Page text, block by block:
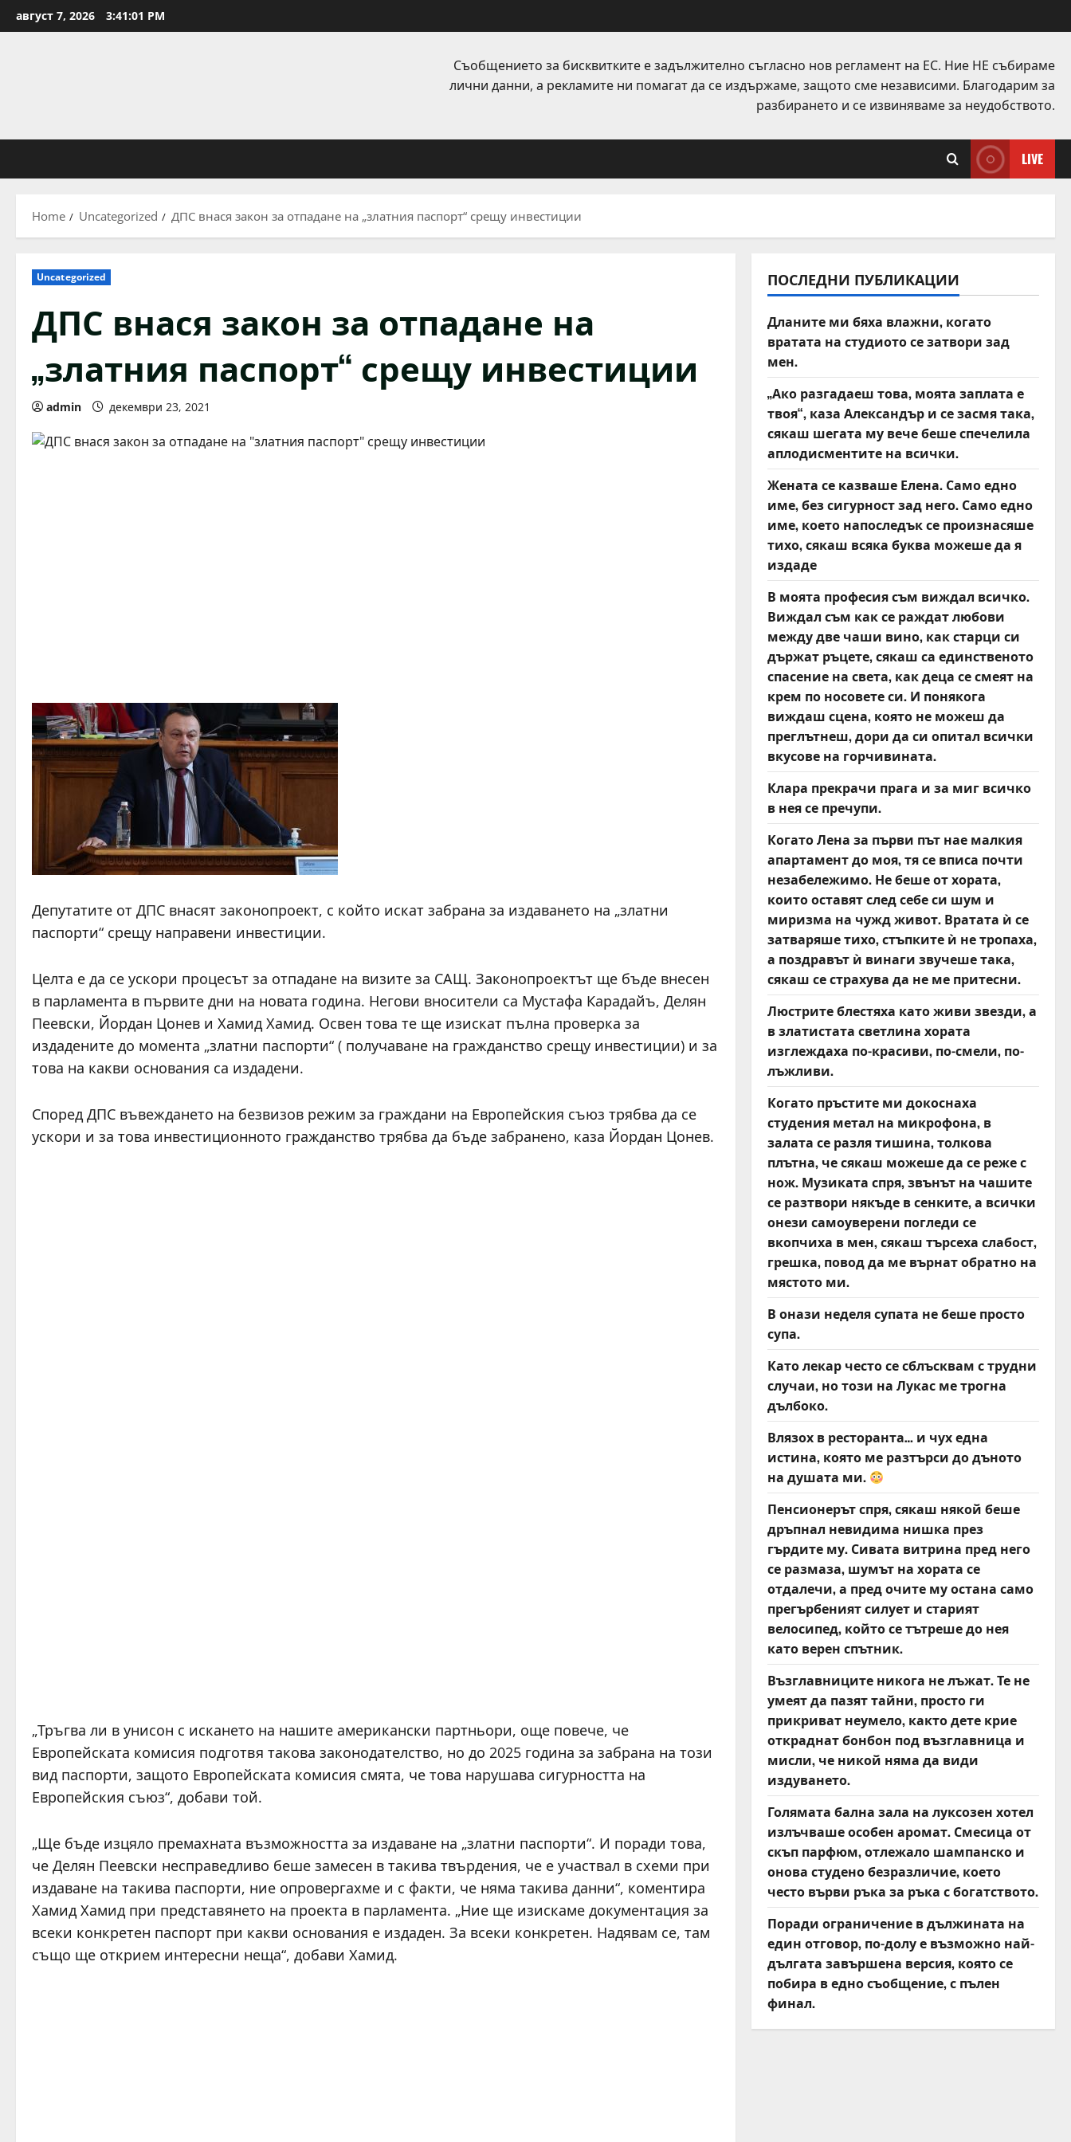
to
август 7, 2026 3:41:01 PM
Съобщението за бисквитките е задължително съгласно нов регламент на ЕС. Ние НЕ събираме
лични данни, а рекламите ни помагат да се издържаме, защото сме независими. Благодарим за
разбирането и се извиняваме за неудобството.
LIVE
Home Uncategorized ДПС внася закон за отпадане на „златния паспорт“ срещу инвестиции
Uncategorized
ДПС внася закон за отпадане на
„златния паспорт“ срещу инвестиции
admin декември 23, 2021
Депутатите от ДПС внасят законопроект, с който искат забрана за издаването на „златни
паспорти“ срещу направени инвестиции.
Целта е да се ускори процесът за отпадане на визите за САЩ. Законопроектът ще бъде внесен
в парламента в първите дни на новата година. Негови вносители са Мустафа Карадайъ, Делян
Пеевски, Йордан Цонев и Хамид Хамид. Освен това те ще изискат пълна проверка за
издадените до момента „златни паспорти“ ( получаване на гражданство срещу инвестиции) и за
това на какви основания са издадени.
Според ДПС въвеждането на безвизов режим за граждани на Европейския съюз трябва да се
ускори и за това инвестиционното гражданство трябва да бъде забранено, каза Йордан Цонев.
„Тръгва ли в унисон с искането на нашите американски партньори, още повече, че
Европейската комисия подготвя такова законодателство, но до 2025 година за забрана на този
вид паспорти, защото Европейската комисия смята, че това нарушава сигурността на
Европейския съюз“, добави той.
„Ще бъде изцяло премахната възможността за издаване на „златни паспорти“. И поради това,
че Делян Пеевски несправедливо беше замесен в такива твърдения, че е участвал в схеми при
издаване на такива паспорти, ние опровергахме и с факти, че няма такива данни“, коментира
Хамид Хамид при представянето на проекта в парламента. „Ние ще изискаме документация за
всеки конкретен паспорт при какви основания е издаден. За всеки конкретен. Надявам се, там
също ще открием интересни неща“, добави Хамид.
ПОСЛЕДНИ ПУБЛИКАЦИИ
Дланите ми бяха влажни, когато
вратата на студиото се затвори зад
мен.
„Ако разгадаеш това, моята заплата е
твоя“, каза Александър и се засмя така,
сякаш шегата му вече беше спечелила
аплодисментите на всички.
Жената се казваше Елена. Само едно
име, без сигурност зад него. Само едно
име, което напоследък се произнасяше
тихо, сякаш всяка буква можеше да я
издаде
В моята професия съм виждал всичко.
Виждал съм как се раждат любови
между две чаши вино, как старци си
държат ръцете, сякаш са единственото
спасение на света, как деца се смеят на
крем по носовете си. И понякога
виждаш сцена, която не можеш да
преглътнеш, дори да си опитал всички
вкусове на горчивината.
Клара прекрачи прага и за миг всичко
в нея се пречупи.
Когато Лена за първи път нае малкия
апартамент до моя, тя се вписа почти
незабележимо. Не беше от хората,
които оставят след себе си шум и
миризма на чужд живот. Вратата ѝ се
затваряше тихо, стъпките ѝ не тропаха,
а поздравът ѝ винаги звучеше така,
сякаш се страхува да не ме притесни.
Люстрите блестяха като живи звезди, а
в златистата светлина хората
изглеждаха по-красиви, по-смели, по-
лъжливи.
Когато пръстите ми докоснаха
студения метал на микрофона, в
залата се разля тишина, толкова
плътна, че сякаш можеше да се реже с
нож. Музиката спря, звънът на чашите
се разтвори някъде в сенките, а всички
онези самоуверени погледи се
вкопчиха в мен, сякаш търсеха слабост,
грешка, повод да ме върнат обратно на
мястото ми.
В онази неделя супата не беше просто
супа.
Като лекар често се сблъсквам с трудни
случаи, но този на Лукас ме трогна
дълбоко.
Влязох в ресторанта… и чух една
истина, която ме разтърси до дъното
на душата ми.
Пенсионерът спря, сякаш някой беше
дръпнал невидима нишка през
гърдите му. Сивата витрина пред него
се размаза, шумът на хората се
отдалечи, а пред очите му остана само
прегърбеният силует и старият
велосипед, който се тътреше до нея
като верен спътник.
Възглавниците никога не лъжат. Те не
умеят да пазят тайни, просто ги
прикриват неумело, както дете крие
откраднат бонбон под възглавница и
мисли, че никой няма да види
издуването.
Голямата бална зала на луксозен хотел
излъчваше особен аромат. Смесица от
скъп парфюм, отлежало шампанско и
онова студено безразличие, което
често върви ръка за ръка с богатството.
Поради ограничение в дължината на
един отговор, по-долу е възможно най-
дългата завършена версия, която се
побира в едно съобщение, с пълен
финал.